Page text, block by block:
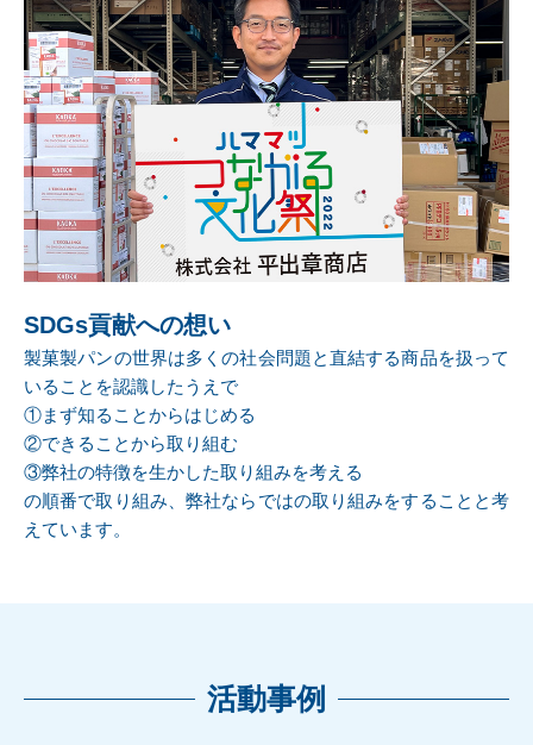
SDGs貢献への想い
製菓製パンの世界は多くの社会問題と直結する商品を扱って
いることを認識したうえで
①まず知ることからはじめる
②できることから取り組む
③弊社の特徴を生かした取り組みを考える
の順番で取り組み、弊社ならではの取り組みをすることと考
えています。
活動事例